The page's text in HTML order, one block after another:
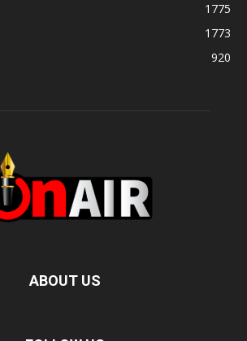
1775
1773
920
ABOUT US